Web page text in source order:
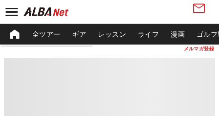
メルマガ登録
全ツアー ギア レッスン ライフ 漫画 ゴル